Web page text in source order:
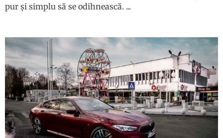
pur și simplu să se odihnească. ...